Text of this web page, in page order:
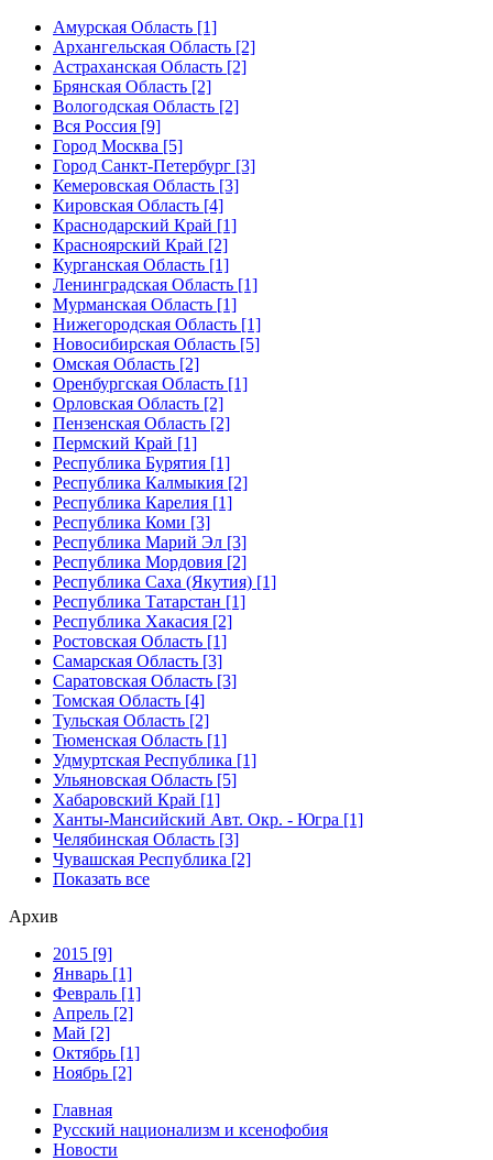
Амурская Область [1]
Архангельская Область [2]
Астраханская Область [2]
Брянская Область [2]
Вологодская Область [2]
Вся Россия [9]
Город Москва [5]
Город Санкт-Петербург [3]
Кемеровская Область [3]
Кировская Область [4]
Краснодарский Край [1]
Красноярский Край [2]
Курганская Область [1]
Ленинградская Область [1]
Мурманская Область [1]
Нижегородская Область [1]
Новосибирская Область [5]
Омская Область [2]
Оренбургская Область [1]
Орловская Область [2]
Пензенская Область [2]
Пермский Край [1]
Республика Бурятия [1]
Республика Калмыкия [2]
Республика Карелия [1]
Республика Коми [3]
Республика Марий Эл [3]
Республика Мордовия [2]
Республика Саха (Якутия) [1]
Республика Татарстан [1]
Республика Хакасия [2]
Ростовская Область [1]
Самарская Область [3]
Саратовская Область [3]
Томская Область [4]
Тульская Область [2]
Тюменская Область [1]
Удмуртская Республика [1]
Ульяновская Область [5]
Хабаровский Край [1]
Ханты-Мансийский Авт. Окр. - Югра [1]
Челябинская Область [3]
Чувашская Республика [2]
Показать все
Архив
2015 [9]
Январь [1]
Февраль [1]
Апрель [2]
Май [2]
Октябрь [1]
Ноябрь [2]
Главная
Русский национализм и ксенофобия
Новости